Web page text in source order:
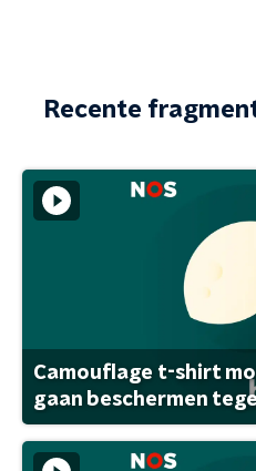
Recente
Camouflage t-shirt
gaan beschermen